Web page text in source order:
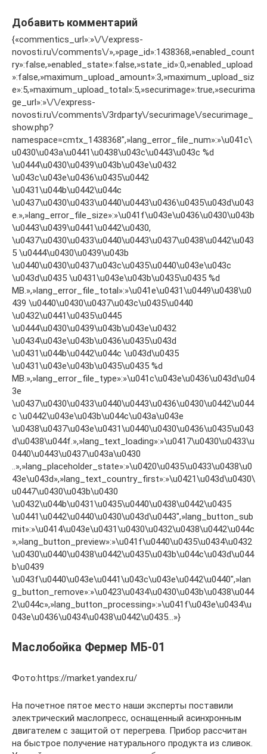
Добавить комментарий
{«commentics_url»:»\/\/express-
novosti.ru\/comments\/»,»page_id»:1438368,»enabled_count
ry»:false,»enabled_state»:false,»state_id»:0,»enabled_upload
»:false,»maximum_upload_amount»:3,»maximum_upload_siz
e»:5,»maximum_upload_total»:5,»securimage»:true,»securima
ge_url»:»\/\/express-
novosti.ru\/comments\/3rdparty\/securimage\/securimage_
show.php?
namespace=cmtx_1438368″,»lang_error_file_num»:»\u041c\
u0430\u043a\u0441\u0438\u043c\u0443\u043c %d
\u0444\u0430\u0439\u043b\u043e\u0432
\u043c\u043e\u0436\u0435\u0442
\u0431\u044b\u0442\u044c
\u0437\u0430\u0433\u0440\u0443\u0436\u0435\u043d\u043
e.»,»lang_error_file_size»:»\u041f\u043e\u0436\u0430\u043b
\u0443\u0439\u0441\u0442\u0430,
\u0437\u0430\u0433\u0440\u0443\u0437\u0438\u0442\u043
5 \u0444\u0430\u0439\u043b
\u0440\u0430\u0437\u043c\u0435\u0440\u043e\u043c
\u043d\u0435 \u0431\u043e\u043b\u0435\u0435 %d
MB.»,»lang_error_file_total»:»\u041e\u0431\u0449\u0438\u0
439 \u0440\u0430\u0437\u043c\u0435\u0440
\u0432\u0441\u0435\u0445
\u0444\u0430\u0439\u043b\u043e\u0432
\u0434\u043e\u043b\u0436\u0435\u043d
\u0431\u044b\u0442\u044c \u043d\u0435
\u0431\u043e\u043b\u0435\u0435 %d
MB.»,»lang_error_file_type»:»\u041c\u043e\u0436\u043d\u04
3e
\u0437\u0430\u0433\u0440\u0443\u0436\u0430\u0442\u044
c \u0442\u043e\u043b\u044c\u043a\u043e
\u0438\u0437\u043e\u0431\u0440\u0430\u0436\u0435\u043
d\u0438\u044f.»,»lang_text_loading»:»\u0417\u0430\u0433\u
0440\u0443\u0437\u043a\u0430
..»,»lang_placeholder_state»:»\u0420\u0435\u0433\u0438\u0
43e\u043d»,»lang_text_country_first»:»\u0421\u043d\u0430\
u0447\u0430\u043b\u0430
\u0432\u044b\u0431\u0435\u0440\u0438\u0442\u0435
\u0441\u0442\u0440\u0430\u043d\u0443″,»lang_button_sub
mit»:»\u0414\u043e\u0431\u0430\u0432\u0438\u0442\u044c
»,»lang_button_preview»:»\u041f\u0440\u0435\u0434\u0432
\u0430\u0440\u0438\u0442\u0435\u043b\u044c\u043d\u044
b\u0439
\u043f\u0440\u043e\u0441\u043c\u043e\u0442\u0440″,»lan
g_button_remove»:»\u0423\u0434\u0430\u043b\u0438\u044
2\u044c»,»lang_button_processing»:»\u041f\u043e\u0434\u
043e\u0436\u0434\u0438\u0442\u0435…»}
Маслобойка Фермер МБ-01
Фото:https://market.yandex.ru/
На почетное пятое место наши эксперты поставили
электрический маслопресс, оснащенный асинхронным
двигателем с защитой от перегрева. Прибор рассчитан
на быстрое получение натурального продукта из сливок.